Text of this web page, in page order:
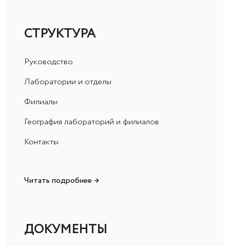
СТРУКТУРА
Руководство
Лаборатории и отделы
Филиалы
География лабораторий и филиалов
Контакты
Читать подробнее →
ДОКУМЕНТЫ